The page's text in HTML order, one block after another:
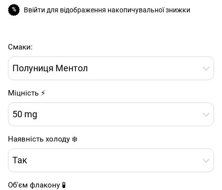
% Ввійти для відображення накопичувальної знижки
Смаки:
Полуниця Ментол
Міцність ⚡
50 mg
Наявність холоду ❄️
Так
Об'єм флакону 🧪